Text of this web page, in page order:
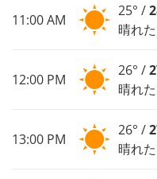
11:00 AM
25° /
晴れ
12:00 PM
26° /
晴れ
13:00 PM
26° /
晴れ